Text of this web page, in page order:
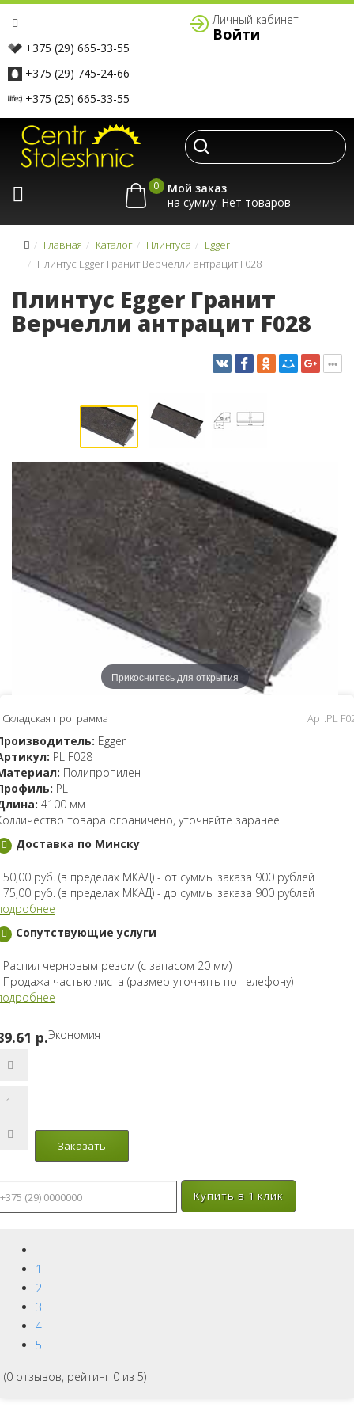
+375 (29) 665-33-55
+375 (29) 745-24-66
+375 (25) 665-33-55
Личный кабинет
Войти
0
Мой заказ
на сумму:
Главная Каталог Плинтуса
Egger
Плинтус Egger Гранит Верчелли антрацит F028
Плинтус Egger Гранит
Верчелли антрацит F028
Прикоснитесь для открытия
Складская программа Арт.PL
Egger
PL F028
Полипропилен
PL
4100 мм
товара ограничено, уточняйте заранее.
Доставка по Минску
50,00 руб. (в пределах МКАД) - от суммы заказа 900 рублей
75,00 руб. (в пределах МКАД) - до суммы заказа 900 рублей
Сопутствующие услуги
Распил черновым резом (с запасом 20 мм)
Продажа частью листа (размер уточнять по телефону)
p.Экономия
Купить в 1 клик
1
2
3
4
5
(0 отзывов, рейтинг 0 из 5)